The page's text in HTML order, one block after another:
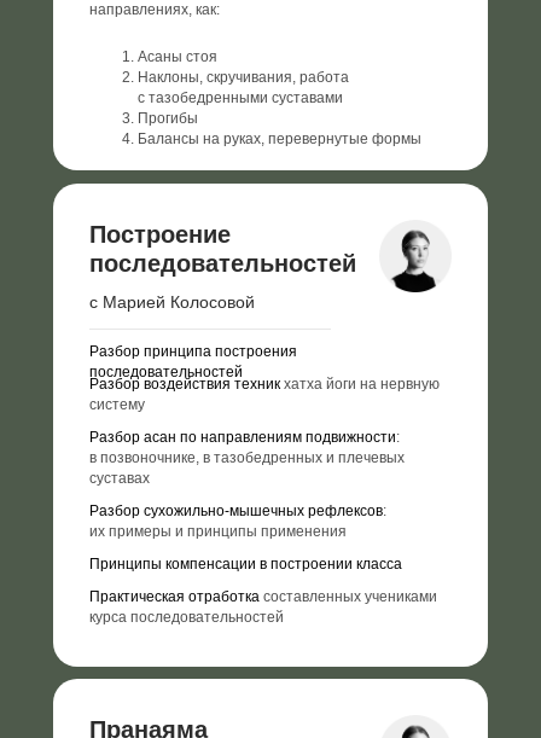
направлениях, как:
Асаны стоя
Наклоны, скручивания, работа
с тазобедренными суставами
Прогибы
Балансы на руках, перевернутые формы
Пранаяма
Построение
последовательностей
с Марией Колосовой
Разбор принципа построения
последовательностей
Разбор воздействия техник хатха йоги на нервную
систему
Разбор асан по направлениям подвижности:
в позвоночнике, в тазобедренных и плечевых
суставах
Разбор сухожильно-мышечных рефлексов:
их примеры и принципы применения
Принципы компенсации в построении класса
Практическая отработка составленных учениками
курса последовательностей